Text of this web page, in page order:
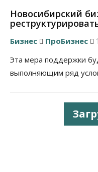
Новосибирский
Бизнес ПроБизнес
Эта мера поддержки
выполняющим ряд